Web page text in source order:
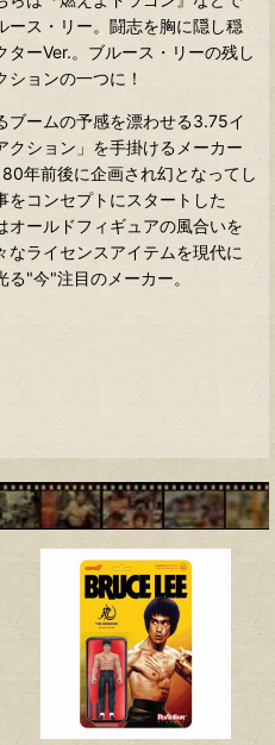
ース・リー。闘志を胸に隠し穏
ーVer.。ブルース・リーの残し
ョンの一つに！
ブームの予感を漂わせる3.75イ
クション」を手掛けるメーカー
年前後に企画され幻となってし
をコンセプトにスタートした
オールドフィギュアの風合いを
なライセンスアイテムを現代に
"今"注目のメーカー。